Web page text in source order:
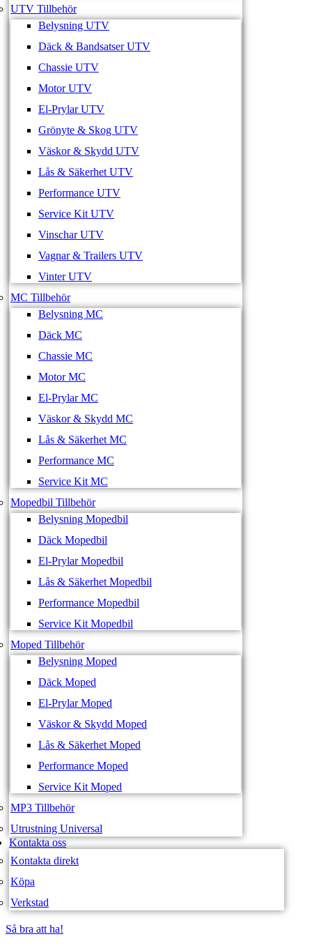
UTV Tillbehör
Belysning UTV
Däck & Bandsatser UTV
Chassie UTV
Motor UTV
El-Prylar UTV
Grönyte & Skog UTV
Väskor & Skydd UTV
Lås & Säkerhet UTV
Performance UTV
Service Kit UTV
Vinschar UTV
Vagnar & Trailers UTV
Vinter UTV
MC Tillbehör
Belysning MC
Däck MC
Chassie MC
Motor MC
El-Prylar MC
Väskor & Skydd MC
Lås & Säkerhet MC
Performance MC
Service Kit MC
Mopedbil Tillbehör
Belysning Mopedbil
Däck Mopedbil
El-Prylar Mopedbil
Lås & Säkerhet Mopedbil
Performance Mopedbil
Service Kit Mopedbil
Moped Tillbehör
Belysning Moped
Däck Moped
El-Prylar Moped
Väskor & Skydd Moped
Lås & Säkerhet Moped
Performance Moped
Service Kit Moped
MP3 Tillbehör
Utrustning Universal
Kontakta oss
Kontakta direkt
Köpa
Verkstad
Så bra att ha!